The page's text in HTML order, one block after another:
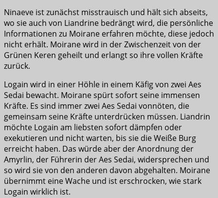
Ninaeve ist zunächst misstrauisch und hält sich abseits,
wo sie auch von Liandrine bedrängt wird, die persönliche
Informationen zu Moirane erfahren möchte, diese jedoch
nicht erhält. Moirane wird in der Zwischenzeit von der
Grünen Keren geheilt und erlangt so ihre vollen Kräfte
zurück.
Logain wird in einer Höhle in einem Käfig von zwei Aes
Sedai bewacht. Moirane spürt sofort seine immensen
Kräfte. Es sind immer zwei Aes Sedai vonnöten, die
gemeinsam seine Kräfte unterdrücken müssen. Liandrin
möchte Logain am liebsten sofort dämpfen oder
exekutieren und nicht warten, bis sie die Weiße Burg
erreicht haben. Das würde aber der Anordnung der
Amyrlin, der Führerin der Aes Sedai, widersprechen und
so wird sie von den anderen davon abgehalten. Moirane
übernimmt eine Wache und ist erschrocken, wie stark
Logain wirklich ist.